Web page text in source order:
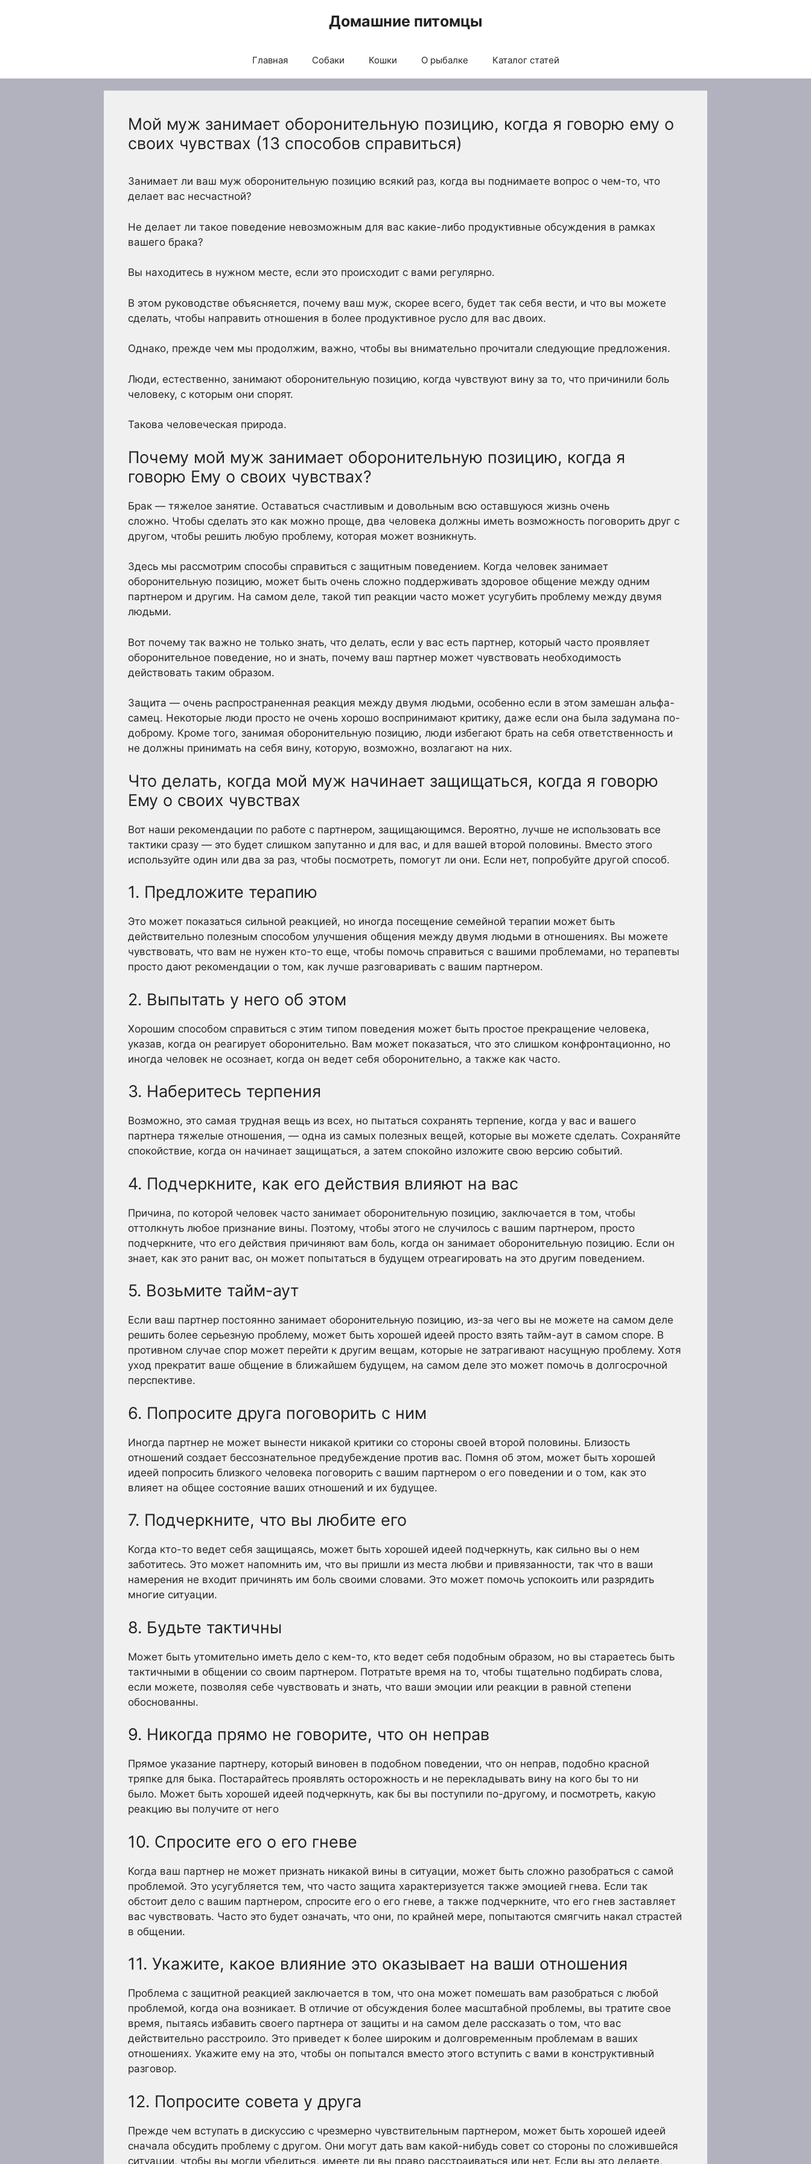
Домашние питомцы
Главная Собаки Кошки О рыбалке Каталог статей
Мой муж занимает оборонительную позицию, когда я говорю ему о
своих чувствах (13 способов справиться)
Занимает ли ваш муж оборонительную позицию всякий раз, когда вы поднимаете вопрос о чем-то, что
делает вас несчастной?
Не делает ли такое поведение невозможным для вас какие-либо продуктивные обсуждения в рамках
вашего брака?
Вы находитесь в нужном месте, если это происходит с вами регулярно.
В этом руководстве объясняется, почему ваш муж, скорее всего, будет так себя вести, и что вы можете
сделать, чтобы направить отношения в более продуктивное русло для вас двоих.
Однако, прежде чем мы продолжим, важно, чтобы вы внимательно прочитали следующие предложения.
Люди, естественно, занимают оборонительную позицию, когда чувствуют вину за то, что причинили боль
человеку, с которым они спорят.
Такова человеческая природа.
Почему мой муж занимает оборонительную позицию, когда я
говорю Ему о своих чувствах?
Брак — тяжелое занятие. Оставаться счастливым и довольным всю оставшуюся жизнь очень
сложно. Чтобы сделать это как можно проще, два человека должны иметь возможность поговорить друг с
другом, чтобы решить любую проблему, которая может возникнуть.
Здесь мы рассмотрим способы справиться с защитным поведением. Когда человек занимает
оборонительную позицию, может быть очень сложно поддерживать здоровое общение между одним
партнером и другим. На самом деле, такой тип реакции часто может усугубить проблему между двумя
людьми.
Вот почему так важно не только знать, что делать, если у вас есть партнер, который часто проявляет
оборонительное поведение, но и знать, почему ваш партнер может чувствовать необходимость
действовать таким образом.
Защита — очень распространенная реакция между двумя людьми, особенно если в этом замешан альфа-
самец. Некоторые люди просто не очень хорошо воспринимают критику, даже если она была задумана по-
доброму. Кроме того, занимая оборонительную позицию, люди избегают брать на себя ответственность и
не должны принимать на себя вину, которую, возможно, возлагают на них.
Что делать, когда мой муж начинает защищаться, когда я говорю
Ему о своих чувствах
Вот наши рекомендации по работе с партнером, защищающимся. Вероятно, лучше не использовать все
тактики сразу — это будет слишком запутанно и для вас, и для вашей второй половины. Вместо этого
используйте один или два за раз, чтобы посмотреть, помогут ли они. Если нет, попробуйте другой способ.
1. Предложите терапию
Это может показаться сильной реакцией, но иногда посещение семейной терапии может быть
действительно полезным способом улучшения общения между двумя людьми в отношениях. Вы можете
чувствовать, что вам не нужен кто-то еще, чтобы помочь справиться с вашими проблемами, но терапевты
просто дают рекомендации о том, как лучше разговаривать с вашим партнером.
2. Выпытать у него об этом
Хорошим способом справиться с этим типом поведения может быть простое прекращение человека,
указав, когда он реагирует оборонительно. Вам может показаться, что это слишком конфронтационно, но
иногда человек не осознает, когда он ведет себя оборонительно, а также как часто.
3. Наберитесь терпения
Возможно, это самая трудная вещь из всех, но пытаться сохранять терпение, когда у вас и вашего
партнера тяжелые отношения, — одна из самых полезных вещей, которые вы можете сделать. Сохраняйте
спокойствие, когда он начинает защищаться, а затем спокойно изложите свою версию событий.
4. Подчеркните, как его действия влияют на вас
Причина, по которой человек часто занимает оборонительную позицию, заключается в том, чтобы
оттолкнуть любое признание вины. Поэтому, чтобы этого не случилось с вашим партнером, просто
подчеркните, что его действия причиняют вам боль, когда он занимает оборонительную позицию. Если он
знает, как это ранит вас, он может попытаться в будущем отреагировать на это другим поведением.
5. Возьмите тайм-аут
Если ваш партнер постоянно занимает оборонительную позицию, из-за чего вы не можете на самом деле
решить более серьезную проблему, может быть хорошей идеей просто взять тайм-аут в самом споре. В
противном случае спор может перейти к другим вещам, которые не затрагивают насущную проблему. Хотя
уход прекратит ваше общение в ближайшем будущем, на самом деле это может помочь в долгосрочной
перспективе.
6. Попросите друга поговорить с ним
Иногда партнер не может вынести никакой критики со стороны своей второй половины. Близость
отношений создает бессознательное предубеждение против вас. Помня об этом, может быть хорошей
идеей попросить близкого человека поговорить с вашим партнером о его поведении и о том, как это
влияет на общее состояние ваших отношений и их будущее.
7. Подчеркните, что вы любите его
Когда кто-то ведет себя защищаясь, может быть хорошей идеей подчеркнуть, как сильно вы о нем
заботитесь. Это может напомнить им, что вы пришли из места любви и привязанности, так что в ваши
намерения не входит причинять им боль своими словами. Это может помочь успокоить или разрядить
многие ситуации.
8. Будьте тактичны
Может быть утомительно иметь дело с кем-то, кто ведет себя подобным образом, но вы стараетесь быть
тактичными в общении со своим партнером. Потратьте время на то, чтобы тщательно подбирать слова,
если можете, позволяя себе чувствовать и знать, что ваши эмоции или реакции в равной степени
обоснованны.
9. Никогда прямо не говорите, что он неправ
Прямое указание партнеру, который виновен в подобном поведении, что он неправ, подобно красной
тряпке для быка. Постарайтесь проявлять осторожность и не перекладывать вину на кого бы то ни
было. Может быть хорошей идеей подчеркнуть, как бы вы поступили по-другому, и посмотреть, какую
реакцию вы получите от него
10. Спросите его о его гневе
Когда ваш партнер не может признать никакой вины в ситуации, может быть сложно разобраться с самой
проблемой. Это усугубляется тем, что часто защита характеризуется также эмоцией гнева. Если так
обстоит дело с вашим партнером, спросите его о его гневе, а также подчеркните, что его гнев заставляет
вас чувствовать. Часто это будет означать, что они, по крайней мере, попытаются смягчить накал страстей
в общении.
11. Укажите, какое влияние это оказывает на ваши отношения
Проблема с защитной реакцией заключается в том, что она может помешать вам разобраться с любой
проблемой, когда она возникает. В отличие от обсуждения более масштабной проблемы, вы тратите свое
время, пытаясь избавить своего партнера от защиты и на самом деле рассказать о том, что вас
действительно расстроило. Это приведет к более широким и долговременным проблемам в ваших
отношениях. Укажите ему на это, чтобы он попытался вместо этого вступить с вами в конструктивный
разговор.
12. Попросите совета у друга
Прежде чем вступать в дискуссию с чрезмерно чувствительным партнером, может быть хорошей идеей
сначала обсудить проблему с другом. Они могут дать вам какой-нибудь совет со стороны по сложившейся
ситуации, чтобы вы могли убедиться, имеете ли вы право расстраиваться или нет. Если вы это делаете,